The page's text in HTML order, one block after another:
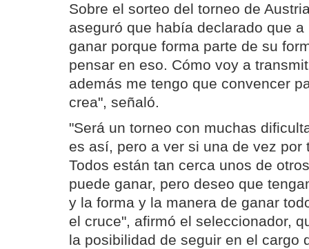
Sobre el sorteo del torneo de
aseguró que había declarado que
ganar porque forma parte de su
pensar en eso. Cómo voy a
además me tengo que convencer
crea", señaló.
"Será un torneo con muchas
es así, pero a ver si una de vez por
Todos están tan cerca unos de
puede ganar, pero deseo que
y la forma y la manera de ganar
el cruce", afirmó el seleccionador,
la posibilidad de seguir en el cargo